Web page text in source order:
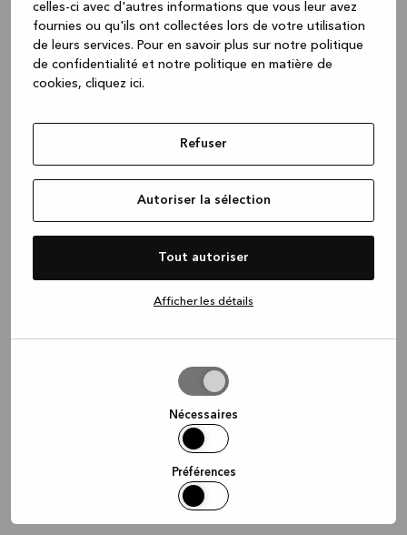
celles-ci avec d'autres informations que vous leur avez
fournies ou qu'ils ont collectées lors de votre utilisation
de leurs services. Pour en savoir plus sur notre politique
de confidentialité et notre politique en matière de
cookies, cliquez ici.
Refuser
Autoriser la sélection
Tout autoriser
Afficher les détails
Nécessaires
Préférences
loadingwww.kvik.be (see the browser console for more
information)